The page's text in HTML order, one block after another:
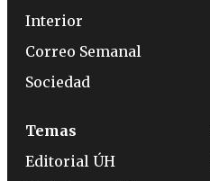
Interior
Correo Semanal
Sociedad
Temas
Editorial ÚH